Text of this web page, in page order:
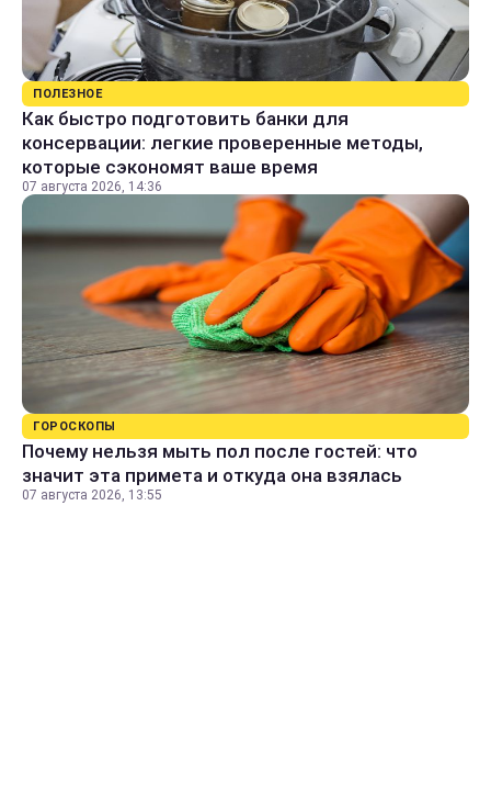
ПОЛЕЗНОЕ
Как быстро подготовить банки для
консервации: легкие проверенные методы,
которые сэкономят ваше время
07 августа 2026, 14:36
ГОРОСКОПЫ
Почему нельзя мыть пол после гостей: что
значит эта примета и откуда она взялась
07 августа 2026, 13:55